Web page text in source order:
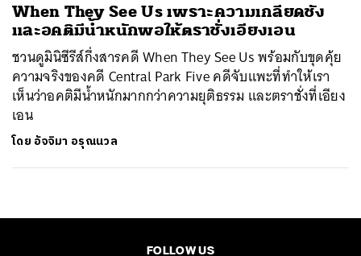
When They See Us เพราะความเกลียดชัง
และอคติมีน้ำหนักพอให้ตราชั่งเอียงเอน
ชวนดูมินิซีรีส์กึ่งสารคดี When They See Us พร้อมกับขุดคุ้ย
ความจริงของคดี Central Park Five คดีจับแพะที่ทำให้เรา
เห็นว่าอคติมีน้ำหนักมากกว่าความยุติธรรม และตราชั่งที่เอียง
เอน
โดย อัจจิมา อรุณนวล
FOLLOW US